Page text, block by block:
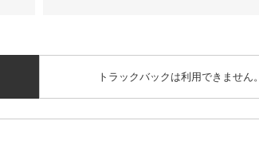
トラックバックは利用できません。